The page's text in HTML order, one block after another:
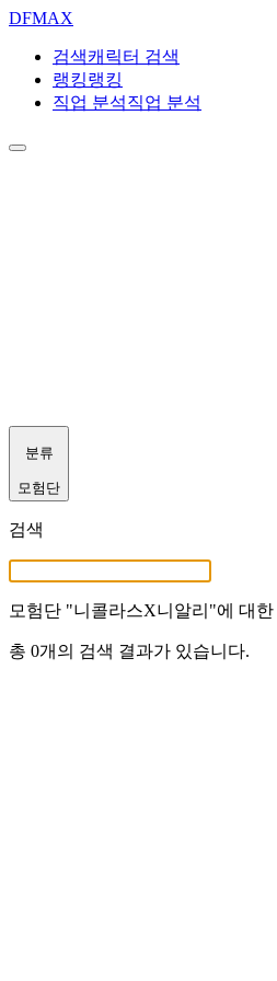
DFMAX
검색캐릭터 검색
랭킹랭킹
직업 분석직업 분석
분류
모험단
검색
모험단 "니콜라스X니알리 "에 대
총 0개의 검색 결과가 있습니다.